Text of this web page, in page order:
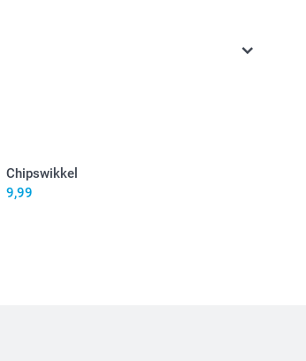
BTW en exclusief verzendkosten.
Chipswikkel
9,99